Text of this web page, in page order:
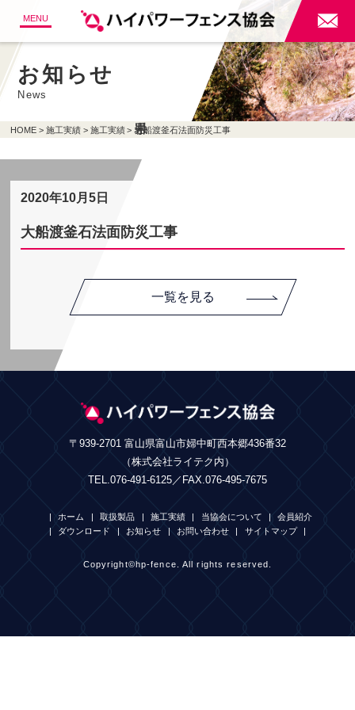
MENU 
お知らせ
News
HOME 施工実績 施工実績 大船渡釜石法面防災工事
2020年10月5日
大船渡釜石法面防災工事
一覧を見る
〒939-2701 富山県富山市婦中町西本郷436番32
（株式会社ライテク内）
TEL.076-491-6125／FAX.076-495-7675
ホーム 取扱製品 施工実績 当協会について
会員紹介
ダウンロード
お知らせ お問い合わせ サイトマップ
Copyright©hp-fence. All rights reserved.